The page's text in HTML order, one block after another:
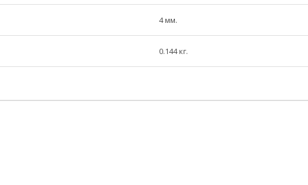
4 мм.
0.144 кг.